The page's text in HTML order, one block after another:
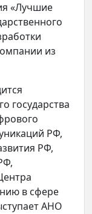
«Лучшие
из
государства
РФ,
РФ,
в сфере
АНО